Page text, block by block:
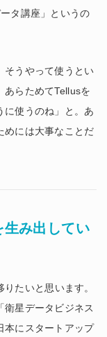
タ講座」というの
そうやって使うとい
あらためてTellusを
に使うのね」と。あ
めには大事なことだ
生み出してい
たいと思います。
星データビジネス
本にスタートアップ